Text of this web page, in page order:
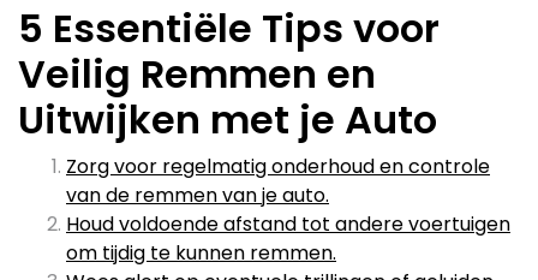
5 Essentiële Tips voor
Veilig Remmen en
Uitwijken met je Auto
Zorg voor regelmatig onderhoud en controle
van de remmen van je auto.
Houd voldoende afstand tot andere voertuigen
om tijdig te kunnen remmen.